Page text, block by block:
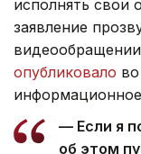
исполнять свои
заявление
опубликовало
— Если я
об этом